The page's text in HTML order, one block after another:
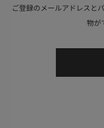
ご登録のメールアドレスと
物が